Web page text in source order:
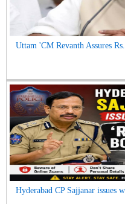
Uttam 'CM Revanth Assures
Hyderabad CP Sajjanar issues